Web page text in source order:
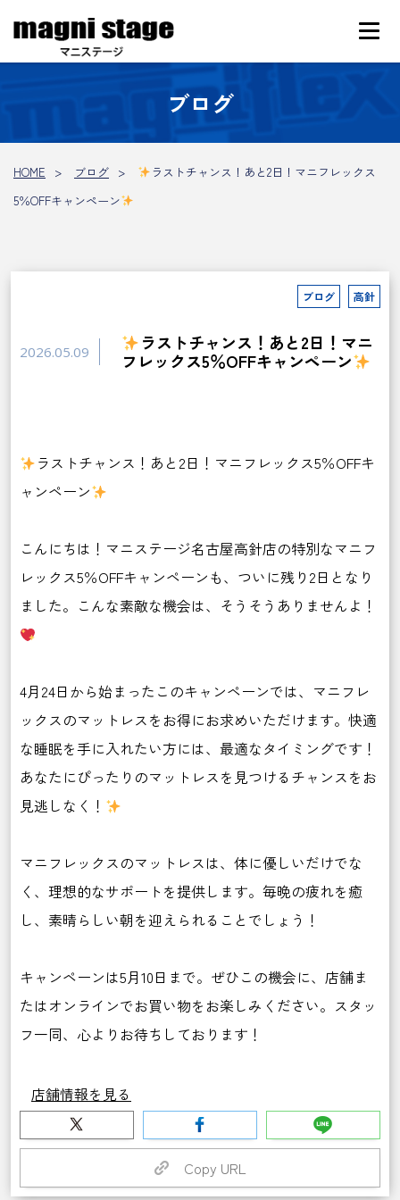
ブログ
HOME ブログ
ラストチャンス！あと2日！マニフレックス
5％OFFキャンペーン
ブログ 高針
2026.05.09
ラストチャンス！あと2日！マニ
フレックス5％OFFキャンペーン
ラストチャンス！あと2日！マニフレックス5％OFFキ
ャンペーン
こんにちは！マニステージ名古屋高針店の特別なマニフ
レックス5％OFFキャンペーンも、ついに残り2日となり
ました。こんな素敵な機会は、そうそうありませんよ！
4月24日から始まったこのキャンペーンでは、マニフレ
ックスのマットレスをお得にお求めいただけます。快適
な睡眠を手に入れたい方には、最適なタイミングです！
あなたにぴったりのマットレスを見つけるチャンスをお
見逃しなく！
マニフレックスのマットレスは、体に優しいだけでな
く、理想的なサポートを提供します。毎晩の疲れを癒
し、素晴らしい朝を迎えられることでしょう！
キャンペーンは5月10日まで。ぜひこの機会に、店舗ま
たはオンラインでお買い物をお楽しみください。スタッ
フ一同、心よりお待ちしております！
店舗情報を見る
Copy URL